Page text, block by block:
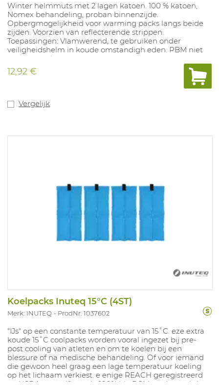
Winter helmmuts met 2 lagen katoen. 100 % katoen,
Nomex behandeling, proban binnenzijde.
Opbergmogelijkheid voor warming packs langs beide
zijden. Voorzien van reflecterende strippen.
Toepassingen: Vlamwerend, te gebruiken onder
veiligheidshelm in koude omstandigh eden. PBM niet
van toepassing
12,92 €
Vergelijk
Koelpacks Inuteq 15°C (4ST)
Merk: INUTEQ ProdNr. 1037602
"IJs" op een constante temperatuur van 15˚C. eze extra
koude 15˚C coolpacks worden vooral ingezet bij pre-
post cooling van atleten en om te koelen bij een
blessure of na medische behandeling. Of voor iemand
die gewoon heel graag een lage temperatuur koeling
op het lichaam verkiest. e enige REACH geregistreerd